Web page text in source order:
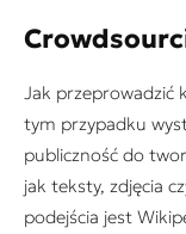
Jak przeprowadzić
tym przypadku
publiczność do
jak teksty, zdjęcia
podejścia jest